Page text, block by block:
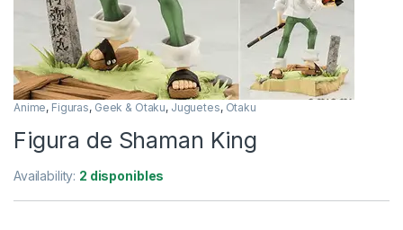
Anime, Figuras, Geek & Otaku, Juguetes, Otaku
Figura de Shaman King
Availability: 2 disponibles